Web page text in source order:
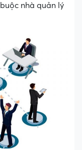
nhà quản lý